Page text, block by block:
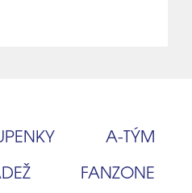
A‑TÝM
FANZONE